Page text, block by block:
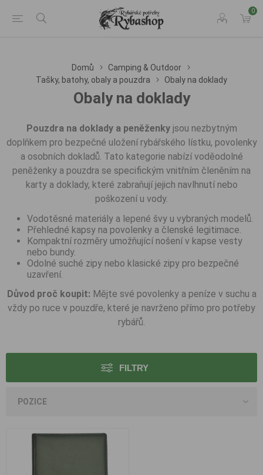
0
Domů
Camping & Outdoor
Tašky, batohy, obaly a pouzdra
Obaly na doklady
Obaly na doklady
Pouzdra na doklady a peněženkyjsou nezbytným
doplňkem pro bezpečné uložení rybářského lístku, povolenky
a osobních dokladů. Tato kategorie nabízí voděodolné
peněženky a pouzdra se specifickým vnitřním členěním na
karty a doklady, které zabraňují jejich navlhnutí nebo
poškození u vody.
Vodotěsné materiály a lepené švy u vybraných modelů.
Přehledné kapsy na povolenky a členské legitimace.
Kompaktní rozměry umožňující nošení v kapse vesty
nebo bundy.
Odolné suché zipy nebo klasické zipy pro bezpečné
uzavření.
Důvod proč koupit: Mějte své povolenky a peníze v suchu a
vždy po ruce v pouzdře, které je navrženo přímo pro potřeby
rybářů.
FILTRY